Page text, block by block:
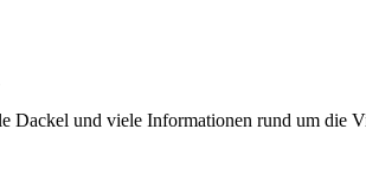
Dackel und viele Informationen rund um die